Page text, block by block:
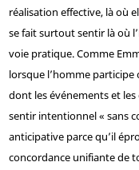
réalisation effective, là où
se fait surtout sentir là où
voie pratique. Comme
lorsque l’homme
dont les événements et
sentir intentionnel « sans
anticipative parce qu’il
concordance unifiante de